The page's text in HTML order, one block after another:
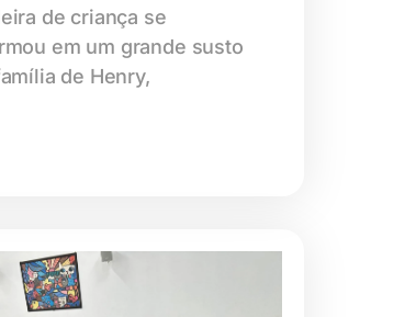
de criança se
em um grande susto
de Henry,